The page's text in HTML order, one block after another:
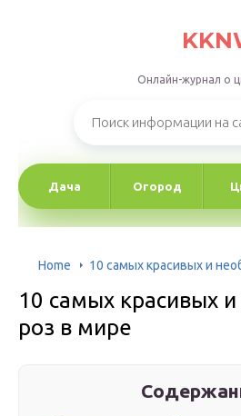
Онлайн-журнал о
Дача Огород
Home 10 самых красивых и
10 самых красивых
роз в мире